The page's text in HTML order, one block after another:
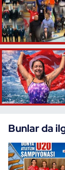
Bunlar da